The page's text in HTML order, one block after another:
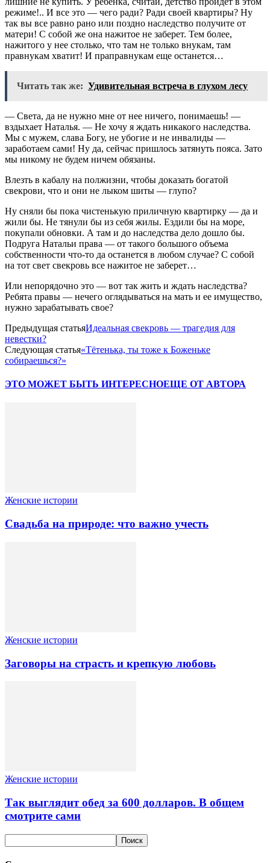
режиме!.. И все это — чего ради? Ради своей квартиры? Ну
так вы все равно рано или поздно наследство получите от
матери! С собой же она нажитое не заберет. Тем более,
нажитого у нее столько, что там не только внукам, там
правнукам хватит! И праправнукам еще останется…
Читать так же: Удивительная встреча в глухом лесу
— Света, да не нужно мне от нее ничего, понимаешь! —
вздыхает Наталья. — Не хочу я ждать никакого наследства.
Мы с мужем, слава Богу, не убогие и не инвалиды —
заработаем сами! Ну да, сейчас пришлось затянуть пояса. Зато
мы никому не будем ничем обязаны.
Влезть в кабалу на полжизни, чтобы доказать богатой
свекрови, что и они не лыком шиты — глупо?
Ну сняли бы пока чистенькую приличную квартирку — да и
жили бы. Не тянули бы из себя жилы. Ездили бы на море,
покупали обновки. А там и до наследства дело дошло бы.
Подруга Натальи права — от такого большого объема
собственности что-то да останется в любом случае? С собой
на тот свет свекровь все нажитое не заберет…
Или непорядочно это — вот так жить и ждать наследства?
Ребята правы — нечего оглядываться на мать и ее имущество,
нужно зарабатывать свое?
Предыдущая статьяИдеальная свекровь — трагедия для
невестки?
Следующая статья«Тётенька, ты тоже к Боженьке
собираешься?»
ЭТО МОЖЕТ БЫТЬ ИНТЕРЕСНОЕЩЕ ОТ АВТОРА
Женские истории
Свадьба на природе: что важно учесть
Женские истории
Заговоры на страсть и крепкую любовь
Женские истории
Так выглядит обед за 600 долларов. В общем
смотрите сами